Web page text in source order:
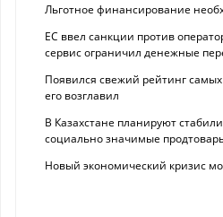
Льготное финансирование
ЕС ввел санкции против
сервис ограничил денежные
Появился свежий рейтинг
его возглавил
В Казахстане планируют
социально значимые
Новый экономический кризис